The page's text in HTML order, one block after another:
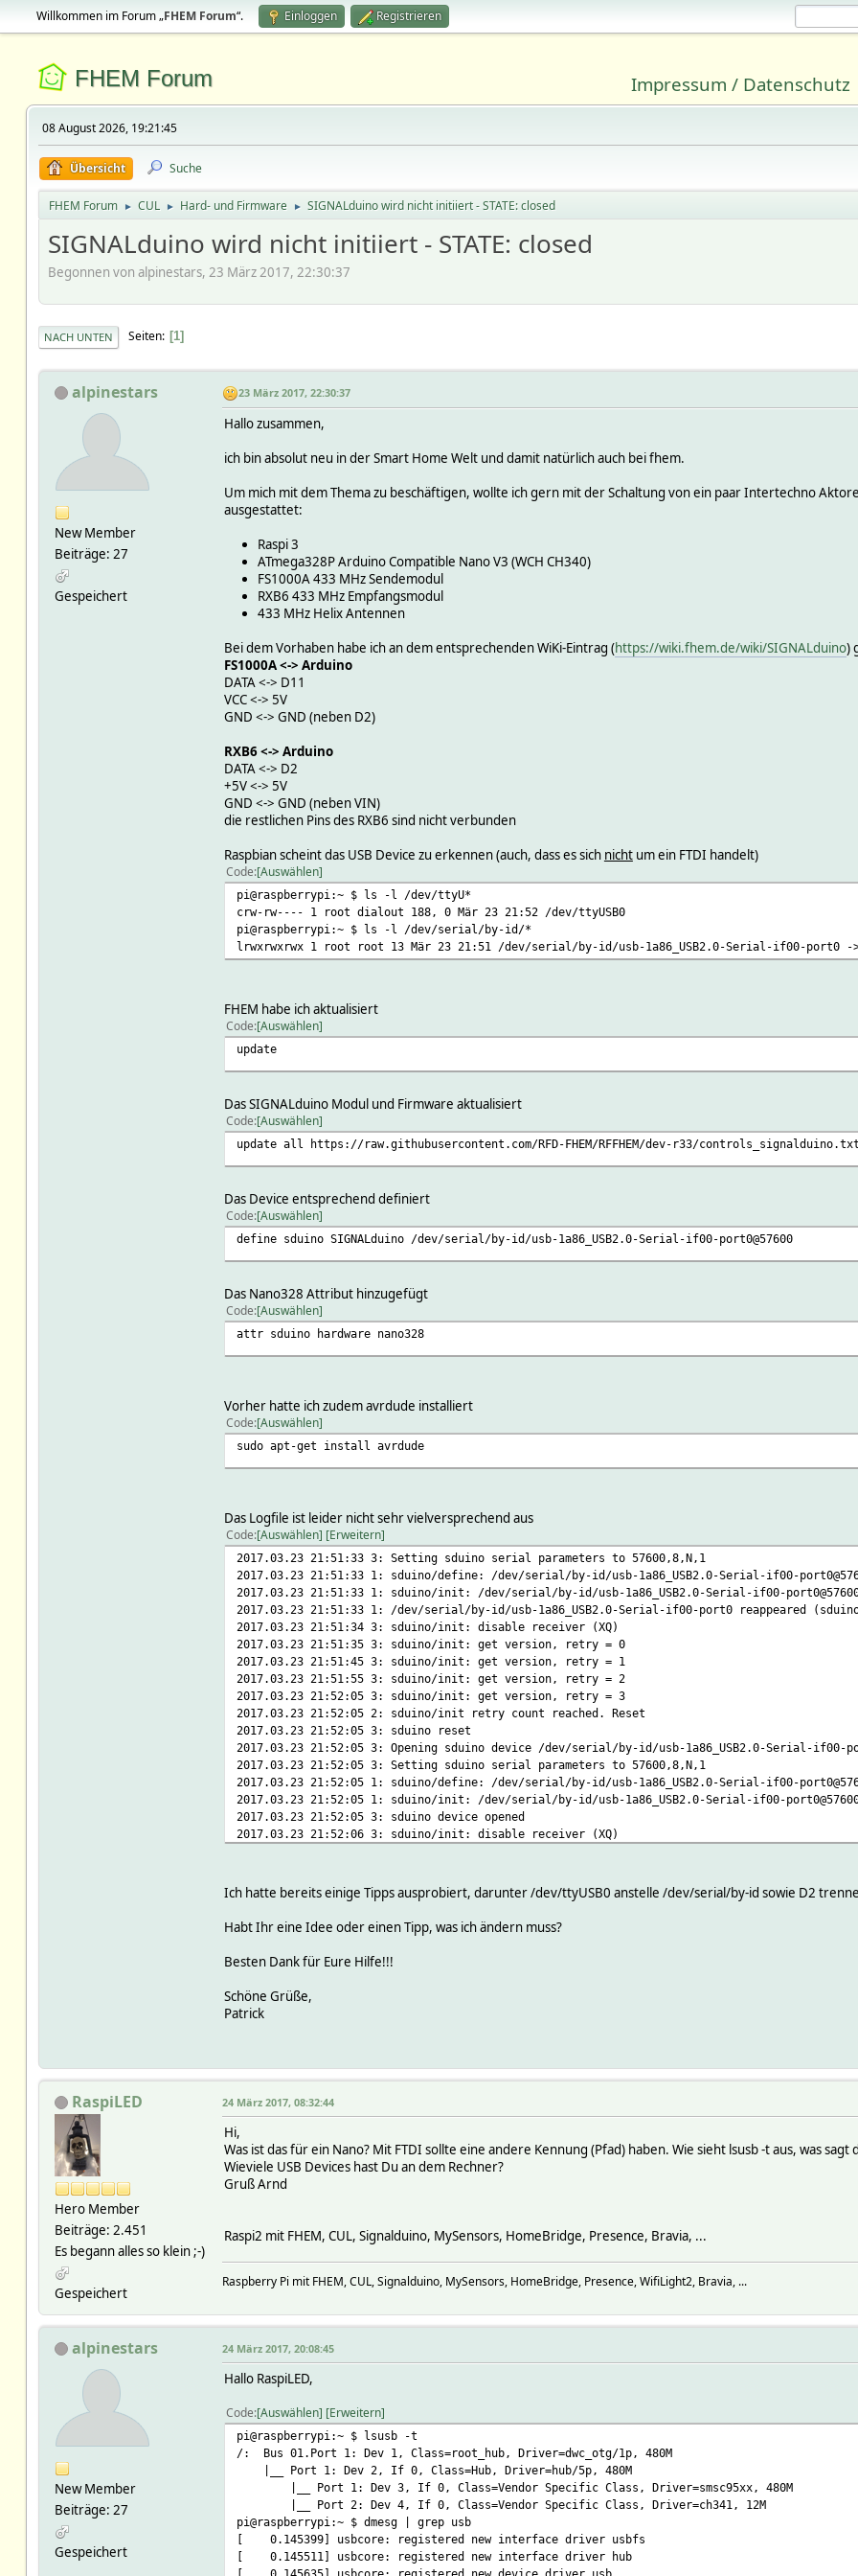
Willkommen im Forum „FHEM Forum“. Einloggen Registrieren
FHEM Forum Impressum / Datenschutz
08 August 2026, 19:21:45
Übersicht Suche
FHEM Forum ► CUL ► Hard- und Firmware ► SIGNALduino wird nicht initiiert - STATE: closed
SIGNALduino wird nicht initiiert - STATE: closed
Begonnen von alpinestars, 23 März 2017, 22:30:37
NACH UNTEN Seiten 1
alpinestars
New Member
Beiträge: 27
Gespeichert
23 März 2017, 22:30:37
Hallo zusammen,
ich bin absolut neu in der Smart Home Welt und damit natürlich auch bei fhem.
Um mich mit dem Thema zu beschäftigen, wollte ich gern mit der Schaltung von ein paar Intertechno
ausgestattet:
Raspi 3
ATmega328P Arduino Compatible Nano V3 (WCH CH340)
FS1000A 433 MHz Sendemodul
RXB6 433 MHz Empfangsmodul
433 MHz Helix Antennen
Bei dem Vorhaben habe ich an dem entsprechenden WiKi-Eintrag (https://wiki.fhem.de/wiki/SIGNALduino)
FS1000A <-> Arduino
DATA <-> D11
VCC <-> 5V
GND <-> GND (neben D2)
RXB6 <-> Arduino
DATA <-> D2
+5V <-> 5V
GND <-> GND (neben VIN)
die restlichen Pins des RXB6 sind nicht verbunden
Raspbian scheint das USB Device zu erkennen (auch, dass es sich nichtum ein FTDI handelt)
Code Auswählen
pi@raspberrypi:~ $ ls -l /dev/ttyU*
crw-rw---- 1 root dialout 188, 0 Mär 23 21:52 /dev/ttyUSB0
pi@raspberrypi:~ $ ls -l /dev/serial/by-id/*
lrwxrwxrwx 1 root root 13 Mär 23 21:51 /dev/serial/by-id/usb-1a86_USB2.0-Serial-if00-port0
FHEM habe ich aktualisiert
Code Auswählen
update
Das SIGNALduino Modul und Firmware aktualisiert
Code Auswählen
update all https://raw.githubusercontent.com/RFD-FHEM/RFFHEM/dev-r33/controls_signalduino.txt
Das Device entsprechend definiert
Code Auswählen
define sduino SIGNALduino /dev/serial/by-id/usb-1a86_USB2.0-Serial-if00-port0@57600
Das Nano328 Attribut hinzugefügt
Code Auswählen
attr sduino hardware nano328
Vorher hatte ich zudem avrdude installiert
Code Auswählen
sudo apt-get install avrdude
Das Logfile ist leider nicht sehr vielversprechend aus
Code Auswählen Erweitern
2017.03.23 21:51:33 3: Setting sduino serial parameters to 57600,8,N,1
2017.03.23 21:51:33 1: sduino/define: /dev/serial/by-id/usb-1a86_USB2.0-Serial-if00-
2017.03.23 21:51:33 1: sduino/init: /dev/serial/by-id/usb-1a86_USB2.0-Serial-if00-
2017.03.23 21:51:33 1: /dev/serial/by-id/usb-1a86_USB2.0-Serial-if00-port0 reappeared
2017.03.23 21:51:34 3: sduino/init: disable receiver (XQ)
2017.03.23 21:51:35 3: sduino/init: get version, retry = 0
2017.03.23 21:51:45 3: sduino/init: get version, retry = 1
2017.03.23 21:51:55 3: sduino/init: get version, retry = 2
2017.03.23 21:52:05 3: sduino/init: get version, retry = 3
2017.03.23 21:52:05 2: sduino/init retry count reached. Reset
2017.03.23 21:52:05 3: sduino reset
2017.03.23 21:52:05 3: Opening sduino device /dev/serial/by-id/usb-1a86_USB2.0-Serial-if00-
2017.03.23 21:52:05 3: Setting sduino serial parameters to 57600,8,N,1
2017.03.23 21:52:05 1: sduino/define: /dev/serial/by-id/usb-1a86_USB2.0-Serial-if00-
2017.03.23 21:52:05 1: sduino/init: /dev/serial/by-id/usb-1a86_USB2.0-Serial-if00-
2017.03.23 21:52:05 3: sduino device opened
2017.03.23 21:52:06 3: sduino/init: disable receiver (XQ)
2017.03.23 21:52:27 3: sduino/init: get version, retry = 2
2017.03.23 21:52:37 3: sduino/init: get version, retry = 3
2017.03.23 21:52:37 2: sduino/init retry count reached. Closed
2017.03.23 21:52:37 2: sduino closed
Ich hatte bereits einige Tipps ausprobiert, darunter /dev/ttyUSB0 anstelle /dev/serial/by-id sowie D2
Habt Ihr eine Idee oder einen Tipp, was ich ändern muss?
Besten Dank für Eure Hilfe!!!
Schöne Grüße,
Patrick
RaspiLED
Hero Member
Beiträge: 2.451
Es begann alles so klein ;-)
Gespeichert
24 März 2017, 08:32:44
Hi,
Was ist das für ein Nano? Mit FTDI sollte eine andere Kennung (Pfad) haben. Wie sieht lsusb -t aus, was
Wieviele USB Devices hast Du an dem Rechner?
Gruß Arnd
Raspi2 mit FHEM, CUL, Signalduino, MySensors, HomeBridge, Presence, Bravia, ...
Raspberry Pi mit FHEM, CUL, Signalduino, MySensors, HomeBridge, Presence, WifiLight2, Bravia, ...
alpinestars
New Member
Beiträge: 27
Gespeichert
24 März 2017, 20:08:45
Hallo RaspiLED,
Code Auswählen Erweitern
pi@raspberrypi:~ $ lsusb -t
/: Bus 01.Port 1: Dev 1, Class=root_hub, Driver=dwc_otg/1p, 480M
|__ Port 1: Dev 2, If 0, Class=Hub, Driver=hub/5p, 480M
|__ Port 1: Dev 3, If 0, Class=Vendor Specific Class, Driver=smsc95xx, 480M
|__ Port 2: Dev 4, If 0, Class=Vendor Specific Class, Driver=ch341, 12M
pi@raspberrypi:~ $ dmesg | grep usb
[ 0.145399] usbcore: registered new interface driver usbfs
[ 0.145511] usbcore: registered new interface driver hub